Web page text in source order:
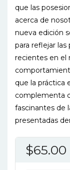
que las
acerca de
nueva edición
para reflejar
recientes en el
que la práctica
complementa
fascinantes de
presentadas
$65.00